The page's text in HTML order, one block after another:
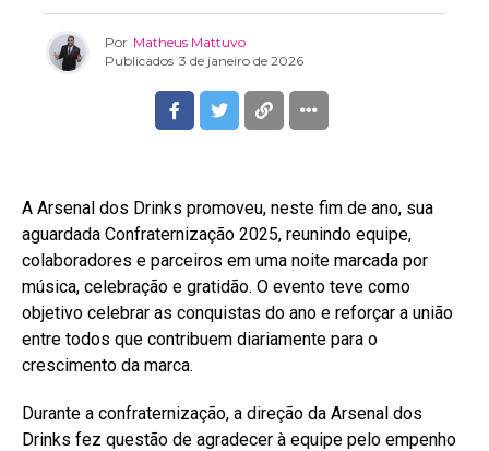
Por Matheus Mattuvo
Publicados 3 de janeiro de 2026
A Arsenal dos Drinks promoveu, neste fim de ano, sua
aguardada Confraternização 2025, reunindo equipe,
colaboradores e parceiros em uma noite marcada por
música, celebração e gratidão. O evento teve como
objetivo celebrar as conquistas do ano e reforçar a união
entre todos que contribuem diariamente para o
crescimento da marca.
Durante a confraternização, a direção da Arsenal dos
Drinks fez questão de agradecer à equipe pelo empenho